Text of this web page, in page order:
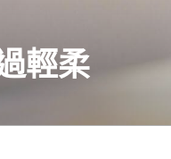
輕柔